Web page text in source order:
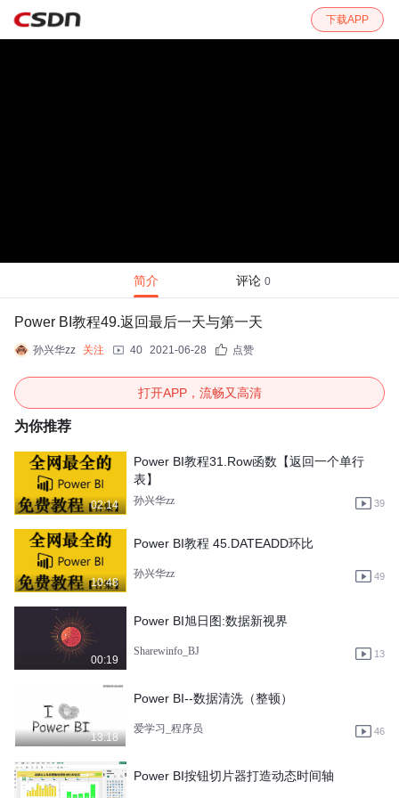
下载APP
简介 评论 0
Power BI教程49.返回最后一天与第一天
孙兴华zz 关注 40 2021-06-28 点赞
打开APP，流畅又高清
为你推荐
02:14
Power BI教程31.Row函数【返回一个单行
表】
孙兴华zz 39
10:48
Power BI教程 45.DATEADD环比
孙兴华zz 49
00:19
Power BI旭日图:数据新视界
Sharewinfo_BJ 13
13:18
Power BI--数据清洗（整顿）
爱学习_程序员 46
Power BI按钮切片器打造动态时间轴